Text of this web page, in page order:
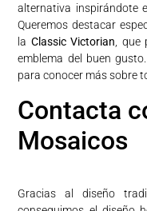
alternativa inspirándote
Queremos destacar
la Classic Victorian ,
emblema del buen
para conocer más sobre
Contacta
Mosaicos
Gracias al diseño